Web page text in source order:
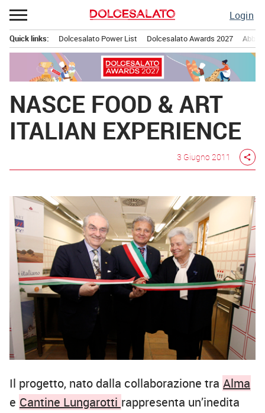
Passa
al
contenuto
Login
principale
Quick links: Dolcesalato Power List Dolcesalato Awards 2027
NASCE FOOD & ART
ITALIAN EXPERIENCE
3 Giugno 2011 share
Il progetto, nato dalla collaborazione tra Alma
e Cantine Lungarotti rappresenta un’inedita